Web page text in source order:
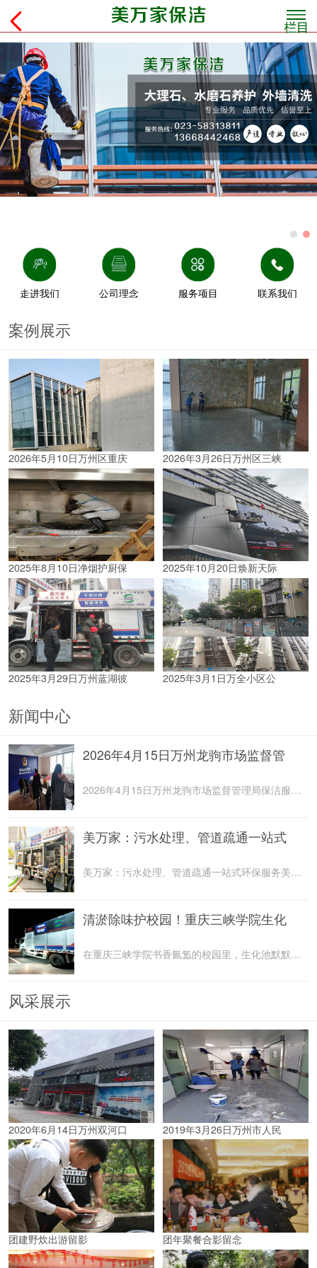
走进我们 公司理念 服务项目 联系我们
案例展示
2026年5月10日万州区重庆 2026年3月26日万州区三峡
2025年8月10日净烟护厨保 2025年10月20日焕新天际
2025年3月29日万州蓝湖彼 2025年3月1日万全小区公
新闻中心
2026年4月15日万州龙驹市场监督管
2026年4月15日万州龙驹市场监督管理局保洁服务由重庆美
美万家：污水处理、管道疏通一站式
美万家：污水处理、管道疏通一站式环保服务美万家公司，
清淤除味护校园！重庆三峡学院生化
在重庆三峡学院书香氤氲的校园里，生化池默默承载着污水
风采展示
2020年6月14日万州双河口 2019年3月26日万州市人民
团建野炊出游留影 团年聚餐合影留念